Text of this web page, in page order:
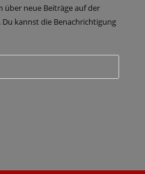
über neue Beiträge auf der
kannst die Benachrichtigung